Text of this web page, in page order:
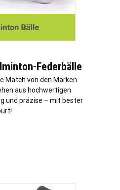
Federbälle
Match von den Marken
aus hochwertigen
und präzise – mit bester